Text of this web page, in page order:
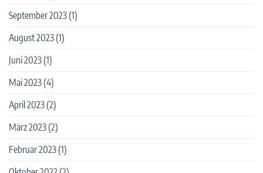
September 2023(1)
August 2023(1)
Juni 2023(1)
Mai 2023(4)
April 2023(2)
März 2023(2)
Februar 2023(1)